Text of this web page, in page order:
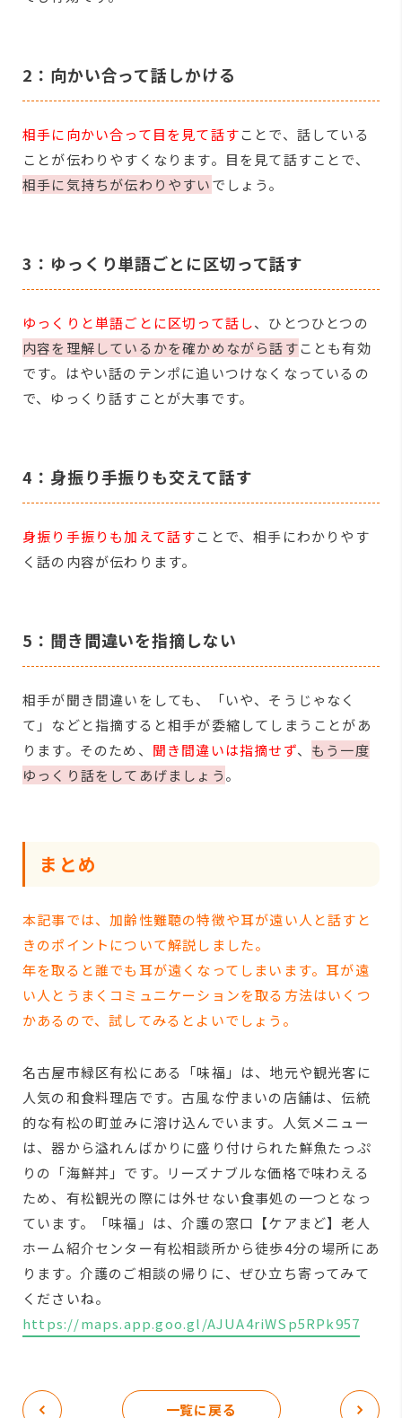
2：向かい合って話しかける
相手に向かい合って目を見て話すことで、話している
ことが伝わりやすくなります。目を見て話すことで、
相手に気持ちが伝わりやすいでしょう。
3：ゆっくり単語ごとに区切って話す
ゆっくりと単語ごとに区切って話し、ひとつひとつの
内容を理解しているかを確かめながら話すことも有効
です。はやい話のテンポに追いつけなくなっているの
で、ゆっくり話すことが大事です。
4：身振り手振りも交えて話す
身振り手振りも加えて話すことで、相手にわかりやす
く話の内容が伝わります。
5：聞き間違いを指摘しない
相手が聞き間違いをしても、「いや、そうじゃなく
て」などと指摘すると相手が委縮してしまうことがあ
ります。そのため、 聞き間違いは指摘せず、 もう一度
ゆっくり話をしてあげましょう。
まとめ
本記事では、加齢性難聴の特徴や耳が遠い人と話すと
きのポイントについて解説しました。
年を取ると誰でも耳が遠くなってしまいます。耳が遠
い人とうまくコミュニケーションを取る方法はいくつ
かあるので、試してみるとよいでしょう。
名古屋市緑区有松にある「味福」は、地元や観光客に
人気の和食料理店です。古風な佇まいの店舗は、伝統
的な有松の町並みに溶け込んでいます。人気メニュー
は、器から溢れんばかりに盛り付けられた鮮魚たっぷ
りの「海鮮丼」です。リーズナブルな価格で味わえる
ため、有松観光の際には外せない食事処の一つとなっ
ています。「味福」は、介護の窓口【ケアまど】老人
ホーム紹介センター有松相談所から徒歩4分の場所にあ
ります。介護のご相談の帰りに、ぜひ立ち寄ってみて
くださいね。
https://maps.app.goo.gl/AJUA4riWSp5RPk957
一覧に戻る